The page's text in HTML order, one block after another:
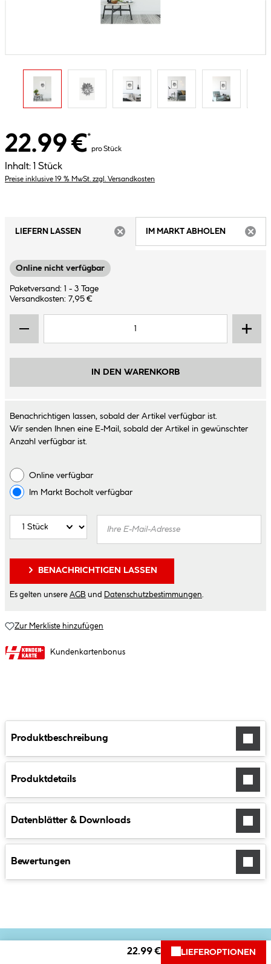
22.99 €*
pro Stück
Inhalt: 1 Stück
Preise inklusive 19 % MwSt. zzgl. Versandkosten
LIEFERN LASSEN
IM MARKT ABHOLEN
Online nicht verfügbar
Paketversand: 1 - 3 Tage
Versandkosten: 7,95 €
IN DEN WARENKORB
Benachrichtigen lassen, sobald der Artikel verfügbar ist.
Wir senden Ihnen eine E-Mail, sobald der Artikel in gewünschter
Anzahl verfügbar ist.
Online verfügbar
Im Markt Bocholtverfügbar
BENACHRICHTIGEN LASSEN
Es gelten unsere AGB und Datenschutzbestimmungen
Zur Merkliste hinzufügen
Kundenkartenbonus
Produktbeschreibung
Produktdetails
Datenblätter & Downloads
Bewertungen
22.99 € LIEFEROPTIONEN